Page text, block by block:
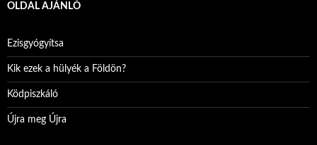
OLDAL AJÁNLÓ
Ezisgyógyítsa
Kik ezek a hülyék a Földön?
Ködpiszkáló
Újra meg Újra